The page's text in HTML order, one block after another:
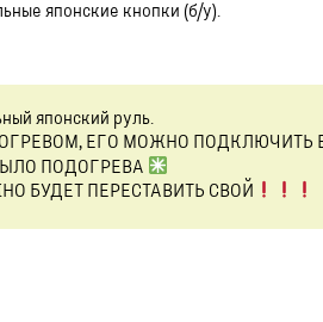
японские кнопки (б/у).
японский руль.
ЕГО МОЖНО ПОДКЛЮЧИТЬ
ПОДОГРЕВА
БУДЕТ ПЕРЕСТАВИТЬ СВОЙ